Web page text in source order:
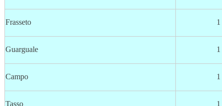
Frasseto 1
Guarguale 1
Campo 1
Tasso 1